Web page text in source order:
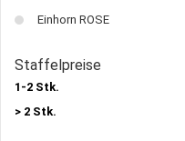
Einhorn ROSE
Staffelpreise
1-2 Stk.
> 2 Stk.